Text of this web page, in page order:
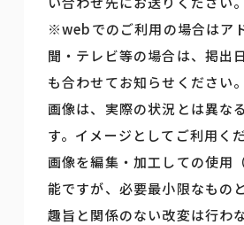
※webでのご利用の場合はア
聞・テレビ等の場合は、掲出
も合わせてお知らせください。
画像は、実際の状況とは異な
す。イメージとしてご利用くだ
画像を編集・加工しての使用
能ですが、必要最小限なもの
趣旨と関係のない改変は行わ